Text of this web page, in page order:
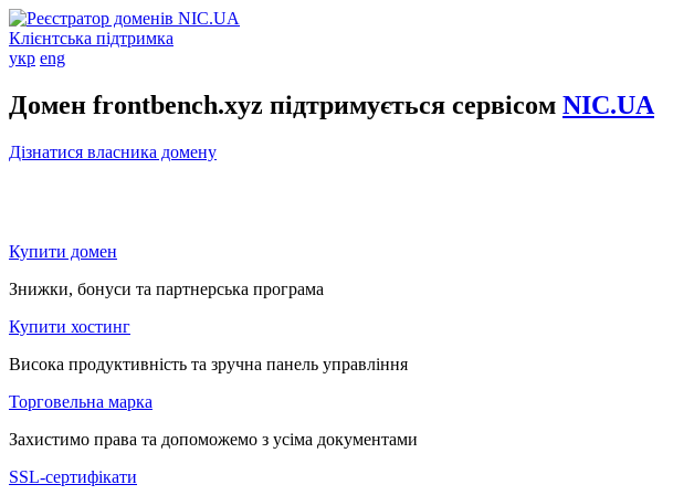
Клієнтська підтримка
укр eng
Домен frontbench.xyz підтримується сервісом NIC.UA
Дізнатися власника домену
Купити домен
Знижки, бонуси та партнерська програма
Купити хостинг
Висока продуктивність та зручна панель управління
Торговельна марка
Захистимо права та допоможемо з усіма документами
SSL-сертифікати